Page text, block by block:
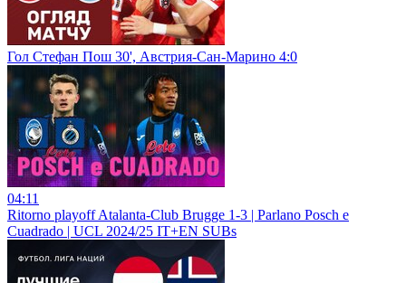
Гол Стефан Пош 30', Австрия-Сан-Марино 4:0
04:11
Ritorno playoff Atalanta-Club Brugge 1-3 | Parlano Posch e
Cuadrado | UCL 2024/25 IT+EN SUBs